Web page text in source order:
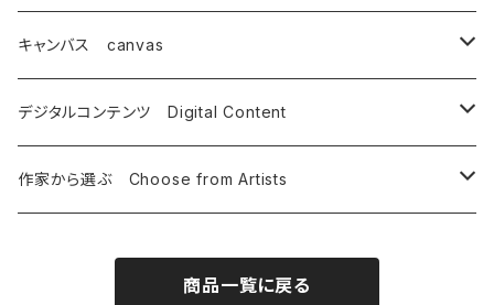
蟹江隆広
上月伸仁
御凰寺恭光
mitaka
YUMIKO
相浦 裕
細川 倫子
キャンバス canvas
蟹江隆広
デジタルコンテンツ Digital Content
蟹江隆広
作家から選ぶ Choose from Artists
商品一覧に戻る